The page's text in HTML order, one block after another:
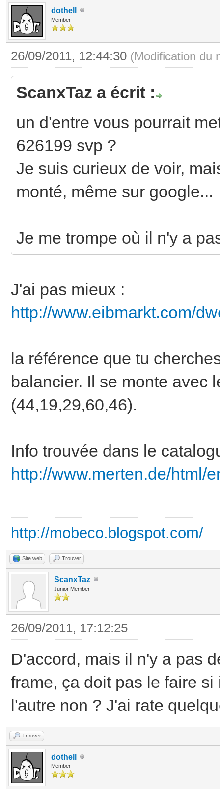
dothell
Member
26/09/2011, 12:44:30 (Modification du
ScanxTaz a écrit :
un d'entre vous pourrait
626199 svp ?
Je suis curieux de voir,
monté, même sur google...
Je me trompe où il n'y a
J'ai pas mieux :
http://www.eibmarkt.com/
la référence que tu
balancier. Il se monte avec
(44,19,29,60,46).
Info trouvée dans le
http://www.merten.de/html/
http://mobeco.blogspot.com/
Site web Trouver
ScanxTaz
Junior Member
26/09/2011, 17:12:25
D'accord, mais il n'y a pas
frame, ça doit pas le faire
l'autre non ? J'ai rate
Trouver
dothell
Member